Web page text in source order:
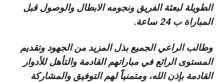
الطويلة لبعثة الفريق ونجومه الابطال والوصول قبل
المباراة ب 24 ساعة.
وطالب الراعي الجميع بذل المزيد من الجهود وتقديم
المستوى الرائع في مباراتهم القادمة والتأهل للأدوار
القادمة بإذن الله، ومتمنياً لهم التوفيق والمشاركة